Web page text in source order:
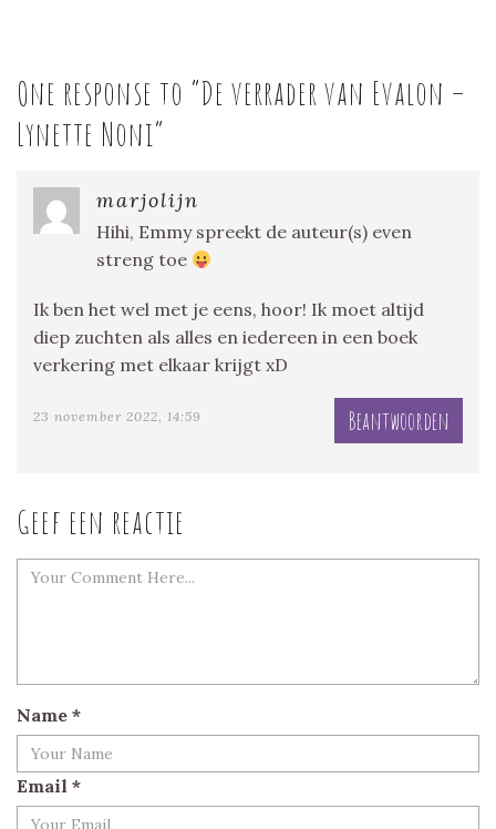
One response to “De verrader van Evalon –
Lynette Noni”
marjolijn
Hihi, Emmy spreekt de auteur(s) even
streng toe
Ik ben het wel met je eens, hoor! Ik moet altijd
diep zuchten als alles en iedereen in een boek
verkering met elkaar krijgt xD
23 november 2022, 14:59 Beantwoorden
Geef een reactie
Name *
Email *